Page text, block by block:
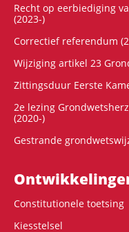
Recht op eerbiediging
(2023-)
Correctief referendum
Wijziging artikel 23
Zittingsduur Eerste
2e lezing
(2020-)
Gestrande
Constitutionele toetsing
Kiesstelsel